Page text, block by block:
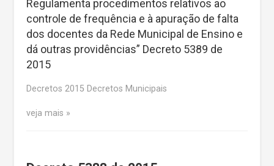
Regulamenta procedimentos relativos ao
controle de frequência e à apuração de falta
dos docentes da Rede Municipal de Ensino e
dá outras providências” Decreto 5389 de
2015
Decretos 2015 Decretos Municipais
veja mais